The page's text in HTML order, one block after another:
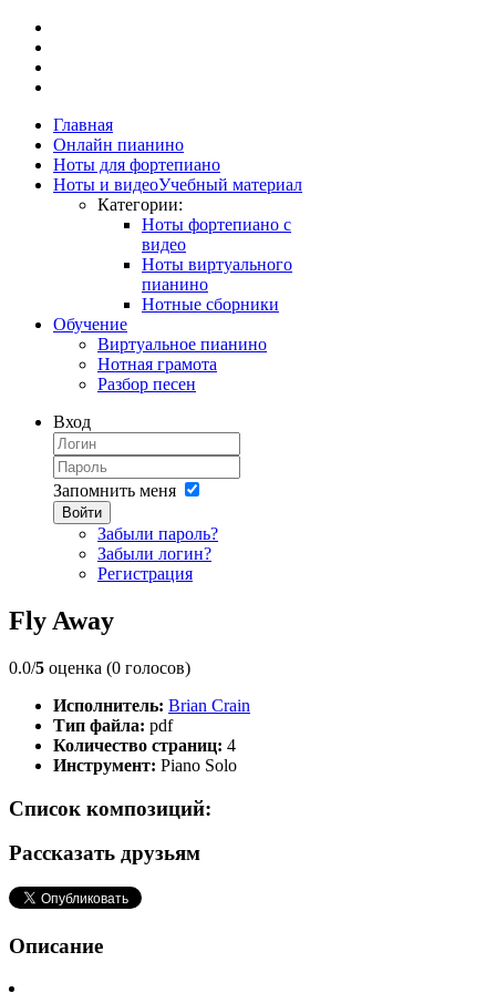
Главная
Онлайн пианино
Ноты для фортепиано
Ноты и видеоУчебный материал
Категории:
Ноты фортепиано с
видео
Ноты виртуального
пианино
Нотные сборники
Обучение
Виртуальное пианино
Нотная грамота
Разбор песен
Вход
Запомнить меня
Войти
Забыли пароль?
Забыли логин?
Регистрация
Fly Away
0.0/5 оценка (0 голосов)
Исполнитель: Brian Crain
Тип файла: pdf
Количество страниц: 4
Инструмент: Piano Solo
Список композиций:
Рассказать друзьям
Описание